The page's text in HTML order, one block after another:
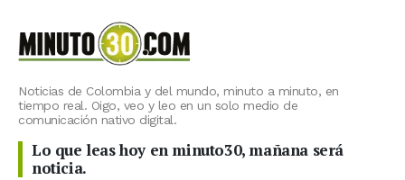
Noticias de Colombia y del mundo, minuto a minuto, en
tiempo real. Oigo, veo y leo en un solo medio de
comunicación nativo digital.
Lo que leas hoy en minuto30, mañana será
noticia.